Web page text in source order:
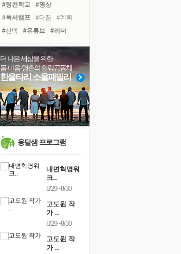
아픈 아버지를 위한 공간 설계
슬럼프
보고 싶은 어머니
유년 시절의 부산 영도 바다
못된 꼰대들
너무 황홀한 꽃들이여!
희망이란
'모른다'는 것
#링컨학교
#명상
#독서캠프
#다짐
#계획
#선택
#유튜브
#리더
#독서
#면역력
#극복
#건강
#아이들
#비전캠프
#삶
#사람
#바이러스
#위기
#경험
#희망
#도움
더 나은 세상을 위한
몸·마음·영혼의 힐링공동체
한울타리 소울패밀리
옹달샘 프로그램
내면혁명워
크..
8/29~8/30
고도원 작
가 ..
8/29~8/30
고도원 작
가 ..